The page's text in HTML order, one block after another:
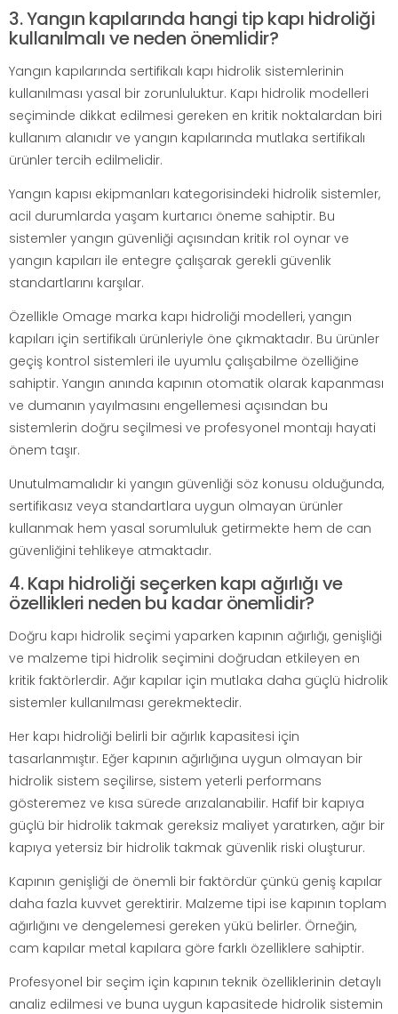
3. Yangın kapılarında hangi tip kapı hidroliği
kullanılmalı ve neden önemlidir?
Yangın kapılarında sertifikalı kapı hidrolik sistemlerinin
kullanılması yasal bir zorunluluktur. Kapı hidrolik modelleri
seçiminde dikkat edilmesi gereken en kritik noktalardan biri
kullanım alanıdır ve yangın kapılarında mutlaka sertifikalı
ürünler tercih edilmelidir.
Yangın kapısı ekipmanları kategorisindeki hidrolik sistemler,
acil durumlarda yaşam kurtarıcı öneme sahiptir. Bu
sistemler yangın güvenliği açısından kritik rol oynar ve
yangın kapıları ile entegre çalışarak gerekli güvenlik
standartlarını karşılar.
Özellikle Omage marka kapı hidroliği modelleri, yangın
kapıları için sertifikalı ürünleriyle öne çıkmaktadır. Bu ürünler
geçiş kontrol sistemleri ile uyumlu çalışabilme özelliğine
sahiptir. Yangın anında kapının otomatik olarak kapanması
ve dumanın yayılmasını engellemesi açısından bu
sistemlerin doğru seçilmesi ve profesyonel montajı hayati
önem taşır.
Unutulmamalıdır ki yangın güvenliği söz konusu olduğunda,
sertifikasız veya standartlara uygun olmayan ürünler
kullanmak hem yasal sorumluluk getirmekte hem de can
güvenliğini tehlikeye atmaktadır.
4. Kapı hidroliği seçerken kapı ağırlığı ve
özellikleri neden bu kadar önemlidir?
Doğru kapı hidrolik seçimi yaparken kapının ağırlığı, genişliği
ve malzeme tipi hidrolik seçimini doğrudan etkileyen en
kritik faktörlerdir. Ağır kapılar için mutlaka daha güçlü hidrolik
sistemler kullanılması gerekmektedir.
Her kapı hidroliği belirli bir ağırlık kapasitesi için
tasarlanmıştır. Eğer kapının ağırlığına uygun olmayan bir
hidrolik sistem seçilirse, sistem yeterli performans
gösteremez ve kısa sürede arızalanabilir. Hafif bir kapıya
güçlü bir hidrolik takmak gereksiz maliyet yaratırken, ağır bir
kapıya yetersiz bir hidrolik takmak güvenlik riski oluşturur.
Kapının genişliği de önemli bir faktördür çünkü geniş kapılar
daha fazla kuvvet gerektirir. Malzeme tipi ise kapının toplam
ağırlığını ve dengelemesi gereken yükü belirler. Örneğin,
cam kapılar metal kapılara göre farklı özelliklere sahiptir.
Profesyonel bir seçim için kapının teknik özelliklerinin detaylı
analiz edilmesi ve buna uygun kapasitede hidrolik sistemin